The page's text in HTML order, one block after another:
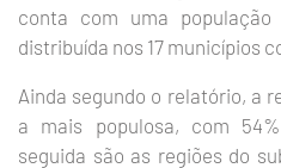
conta com uma população
distribuída nos 17 municípios
Ainda segundo o relatório, a
a mais populosa, com
seguida são as regiões do